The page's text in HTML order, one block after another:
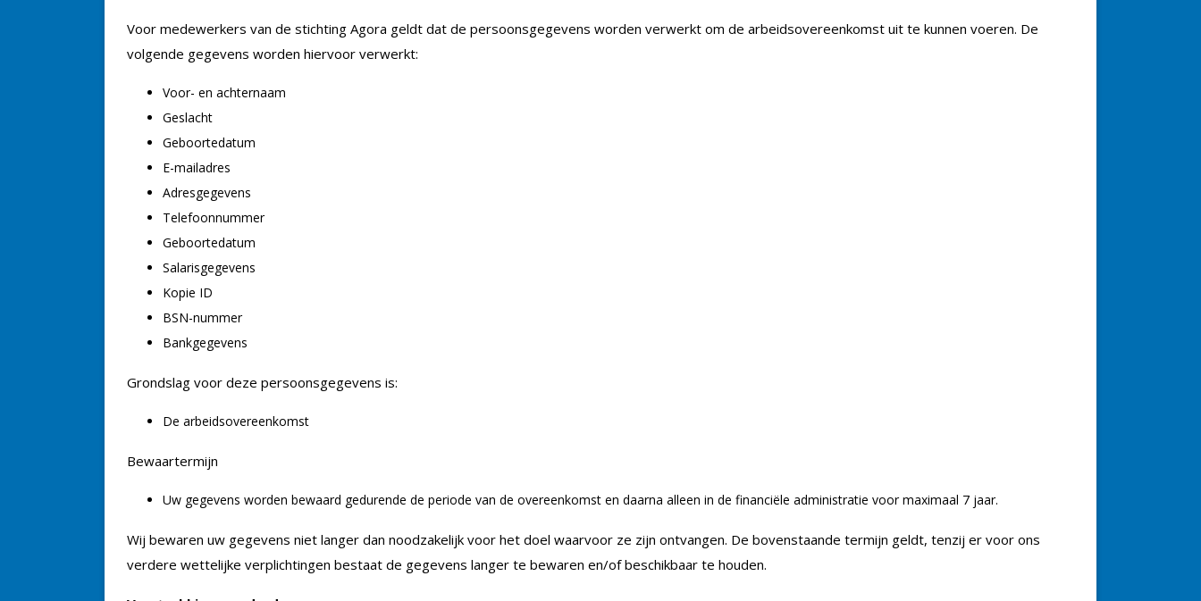
Voor medewerkers van de stichting Agora geldt dat de persoonsgegevens worden verwerkt om de arbeidsovereenkomst uit te kunnen voeren. De
volgende gegevens worden hiervoor verwerkt:
Voor- en achternaam
Geslacht
Geboortedatum
E-mailadres
Adresgegevens
Telefoonnummer
Geboortedatum
Salarisgegevens
Kopie ID
BSN-nummer
Bankgegevens
Grondslag voor deze persoonsgegevens is:
De arbeidsovereenkomst
Bewaartermijn
Uw gegevens worden bewaard gedurende de periode van de overeenkomst en daarna alleen in de financiële administratie voor maximaal 7 jaar.
Wij bewaren uw gegevens niet langer dan noodzakelijk voor het doel waarvoor ze zijn ontvangen. De bovenstaande termijn geldt, tenzij er voor ons
verdere wettelijke verplichtingen bestaat de gegevens langer te bewaren en/of beschikbaar te houden.